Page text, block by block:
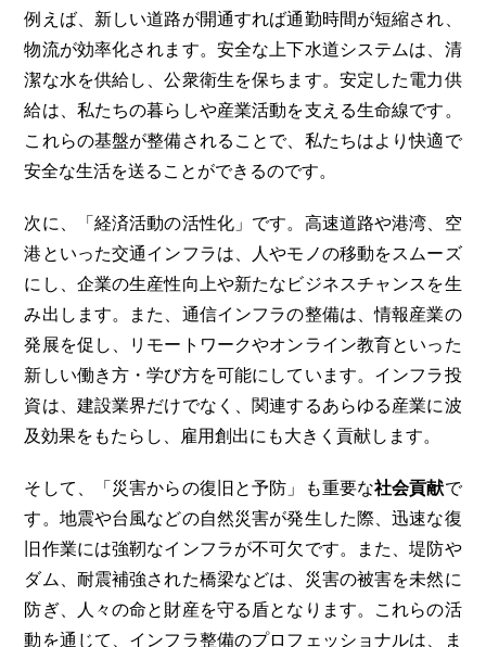
例えば、新しい道路が開通すれば通勤時間が短縮され、
物流が効率化されます。安全な上下水道システムは、清
潔な水を供給し、公衆衛生を保ちます。安定した電力供
給は、私たちの暮らしや産業活動を支える生命線です。
これらの基盤が整備されることで、私たちはより快適で
安全な生活を送ることができるのです。
次に、「経済活動の活性化」です。高速道路や港湾、空
港といった交通インフラは、人やモノの移動をスムーズ
にし、企業の生産性向上や新たなビジネスチャンスを生
み出します。また、通信インフラの整備は、情報産業の
発展を促し、リモートワークやオンライン教育といった
新しい働き方・学び方を可能にしています。インフラ投
資は、建設業界だけでなく、関連するあらゆる産業に波
及効果をもたらし、雇用創出にも大きく貢献します。
そして、「災害からの復旧と予防」も重要な社会貢献で
す。地震や台風などの自然災害が発生した際、迅速な復
旧作業には強靭なインフラが不可欠です。また、堤防や
ダム、耐震補強された橋梁などは、災害の被害を未然に
防ぎ、人々の命と財産を守る盾となります。これらの活
動を通じて、インフラ整備のプロフェッショナルは、ま